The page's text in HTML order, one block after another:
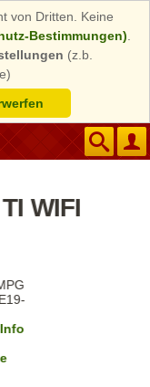
von Dritten. Keine
Bestimmungen)
(z.b.
WIFI
Info